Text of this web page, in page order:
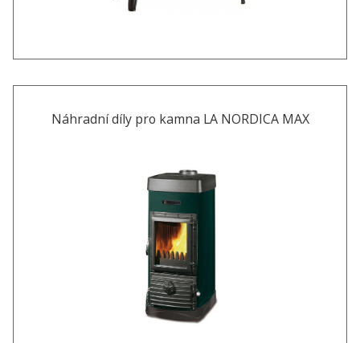
Náhradní díly pro kamna LA NORDICA MAX